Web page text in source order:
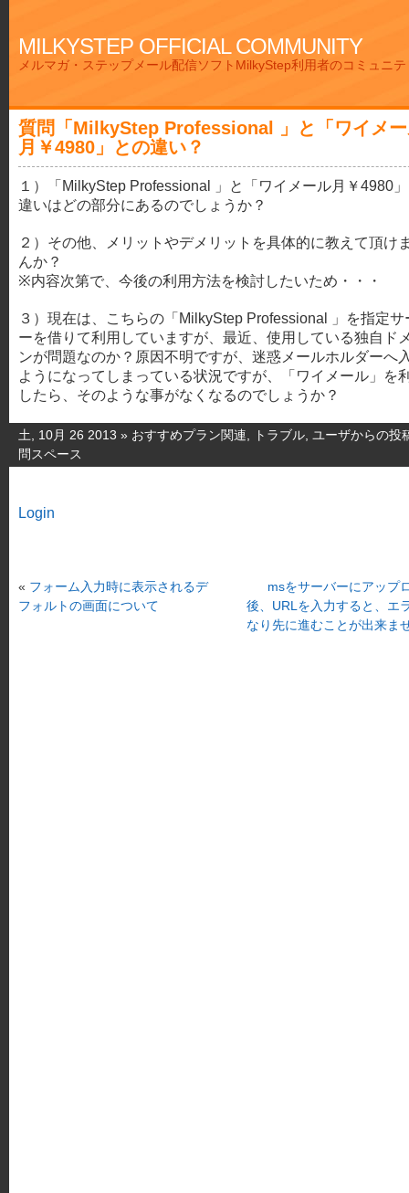
MILKYSTEP OFFICIAL COMMUNITY
メルマガ・ステップメール配信ソフトMilkyStep利用者のコミュニ
質問「MilkyStep Professional 」と「ワイメ
月￥4980」との違い？
１）「MilkyStep Professional 」と「ワイメール月￥4980
違いはどの部分にあるのでしょうか？
２）その他、メリットやデメリットを具体的に教えて頂け
んか？
※内容次第で、今後の利用方法を検討したいため・・・
３）現在は、こちらの「MilkyStep Professional 」を指定サ
ーを借りて利用していますが、最近、使用している独自ド
ンが問題なのか？原因不明ですが、迷惑メールホルダーへ
ようになってしまっている状況ですが、「ワイメール」を
したら、そのような事がなくなるのでしょうか？
土, 10月 26 2013 » おすすめプラン関連 トラブル ユーザからの投
問スペース
Login
« フォーム入力時に表示されるデ
フォルトの画面について
msをサーバーにアップ
後、URLを入力すると、エ
なり先に進むことが出来ま